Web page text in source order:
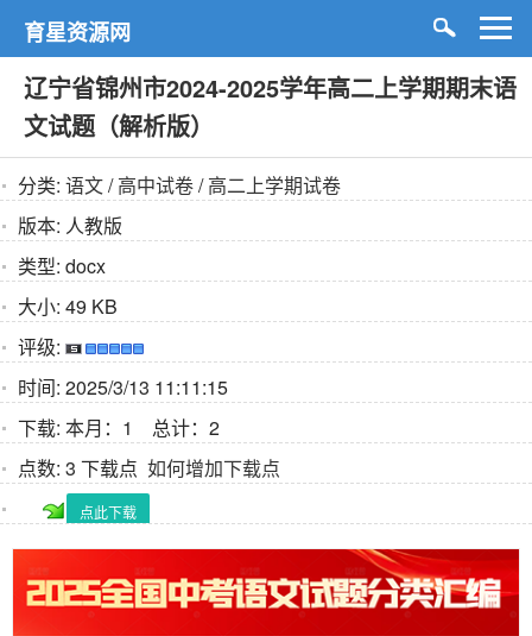
育星资源网
辽宁省锦州市2024-2025学年高二上学期期末语
文试题（解析版）
分类: 语文/高中试卷/高二上学期试卷
版本: 人教版
类型: docx
大小: 49 KB
评级:
时间: 2025/3/13 11:11:15
下载: 本月：1 总计：2
点数: 3 下载点 如何增加下载点
点此下载